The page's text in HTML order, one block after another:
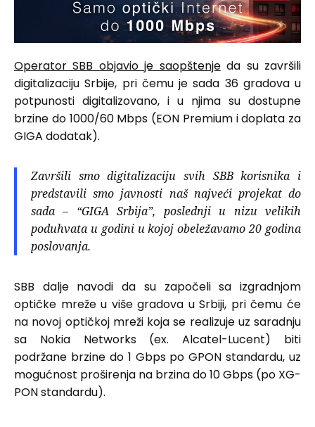
Operator SBB objavio je saopštenjeda su završili
digitalizaciju Srbije, pri čemu je sada 36 gradova u
potpunosti digitalizovano, i u njima su dostupne
brzine do 1000/60 Mbps (EON Premium i doplata za
GIGA dodatak).
Završili smo digitalizaciju svih SBB korisnika i
predstavili smo javnosti naš najveći projekat do
sada – “GIGA Srbija”, poslednji u nizu velikih
poduhvata u godini u kojoj obeležavamo 20 godina
poslovanja.
SBB dalje navodi da su započeli sa izgradnjom
optičke mreže u više gradova u Srbiji, pri čemu će
na novoj optičkoj mreži koja se realizuje uz saradnju
sa Nokia Networks (ex. Alcatel-Lucent) biti
podržane brzine do 1 Gbps po GPON standardu, uz
mogućnost proširenja na brzina do 10 Gbps (po XG-
PON standardu).